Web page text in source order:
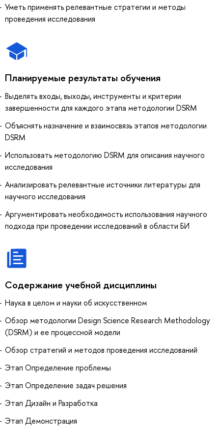
Уметь применять релевантные стратегии и методы
проведения исследования
Планируемые результаты обучения
Выделять входы, выходы, инструменты и критерии
завершенности для каждого этапа методологии DSRM
Объяснять назначение и взаимосвязь этапов методологии
DSRM
Использовать методологию DSRM для описания научного
исследования
Анализировать релевантные источники литературы для
научного исследования
Аргументировать необходимость использования научного
подхода при проведении исследований в области БИ
Содержание учебной дисциплины
Наука в целом и науки об искусственном
Обзор методологии Design Science Research Methodology
(DSRM) и ее процессной модели
Обзор стратегий и методов проведения исследований
Этап Определение проблемы
Этап Определение задач решения
Этап Дизайн и Разработка
Этап Демонстрация